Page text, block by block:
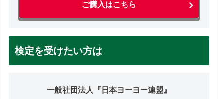
ご購入はこちら
検定を受けたい方は
一般社団法人『日本ヨーヨー連盟』